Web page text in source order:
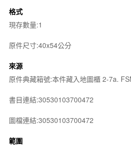
格式
現存數量:1
原件尺寸:40x54公分
來源
原件典藏箱號:本件藏入地圖櫃 2-7a.
書目連結:30530103700472
圖檔連結:30530103700472
範圍